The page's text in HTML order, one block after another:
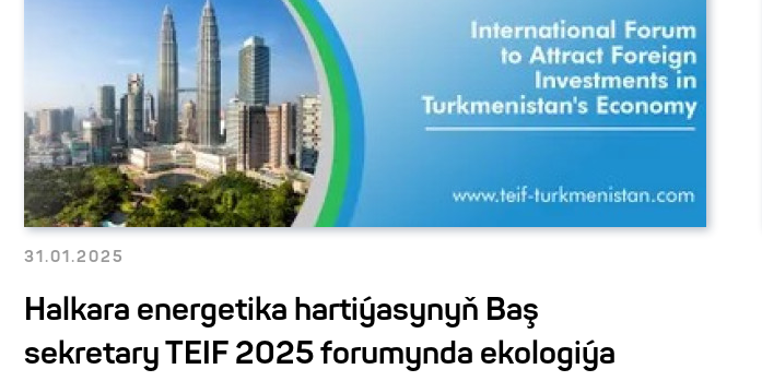
31.01.2025
Halkara energetika hartiýasynyň Baş
sekretary TEIF 2025 forumynda ekologiýa